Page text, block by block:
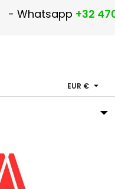
- Whatsapp +32
EUR € 